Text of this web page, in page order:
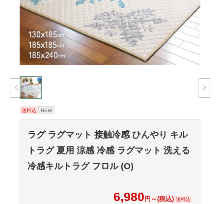
送料込 NEW
ラグ ラグマット 接触冷感 ひんやり キル
トラグ 夏用 涼感 冷感 ラグマット 洗える
冷感キルトラグ フロル (O)
6,980 円～(税込) 送料込